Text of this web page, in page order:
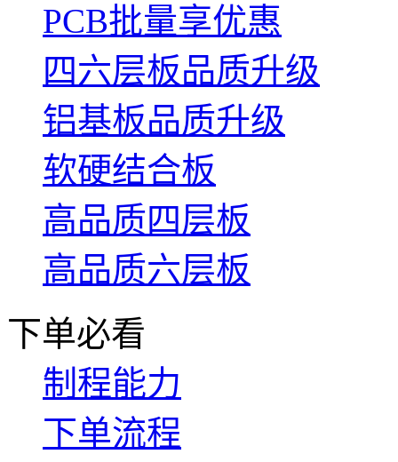
PCB批量享优惠
四六层板品质升级
铝基板品质升级
软硬结合板
高品质四层板
高品质六层板
下单必看
制程能力
下单流程